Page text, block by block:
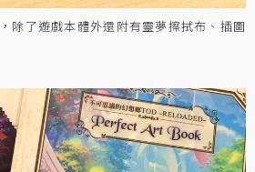
除了遊戲本體外還附有靈夢擦拭布、插圖